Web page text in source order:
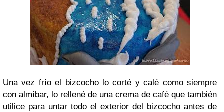
Una vez frío el bizcocho lo corté y calé como siempre
con almíbar, lo rellené de una crema de café que también
utilice para untar todo el exterior del bizcocho antes de